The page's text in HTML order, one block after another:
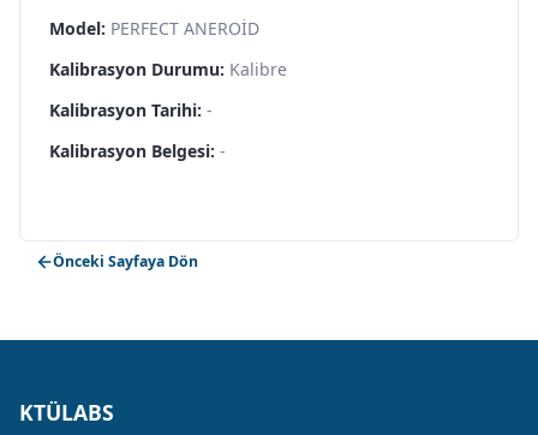
Model: PERFECT ANEROİD
Kalibrasyon Durumu: Kalibre
Kalibrasyon Tarihi: -
Kalibrasyon Belgesi: -
Önceki Sayfaya Dön
KTÜLABS